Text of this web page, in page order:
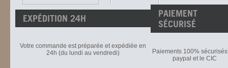
EXPÉDITION 24H
Votre commande est préparée et expédiée en
24h (du lundi au vendredi)
PAIEMENT
SÉCURISÉ
Paiements 100%
paypal et le CIC